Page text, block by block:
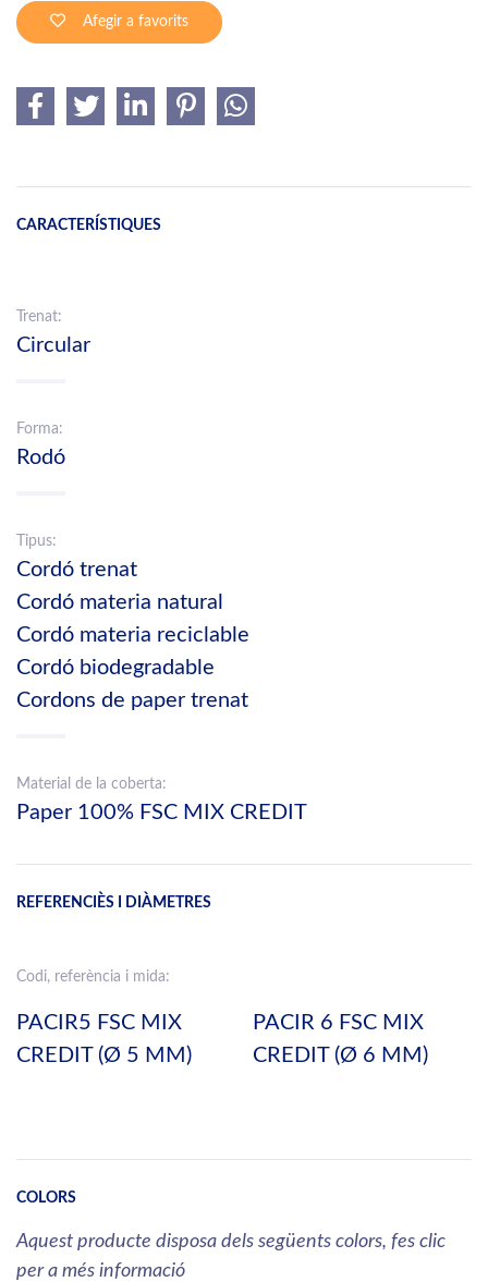
Afegir a favorits
CARACTERÍSTIQUES
Trenat:
Circular
Forma:
Rodó
Tipus:
Cordó trenat
Cordó materia natural
Cordó materia reciclable
Cordó biodegradable
Cordons de paper trenat
Material de la coberta:
Paper 100% FSC MIX CREDIT
REFERENCIÈS I DIÀMETRES
Codi, referència i mida:
PACIR5 FSC MIX
CREDIT (Ø 5 MM)
PACIR 6 FSC MIX
CREDIT (Ø 6 MM)
COLORS
Aquest producte disposa dels següents colors, fes clic
per a més informació